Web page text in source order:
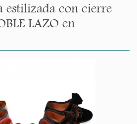
estilizada con cierre
LAZO en